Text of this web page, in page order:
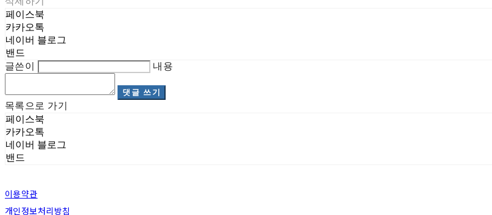
페이스북
카카오톡
네이버 블로그
밴드
글쓴이
내용
댓글 쓰기
목록으로 가기
페이스북
카카오톡
네이버 블로그
밴드
이용약관
개인정보처리방침